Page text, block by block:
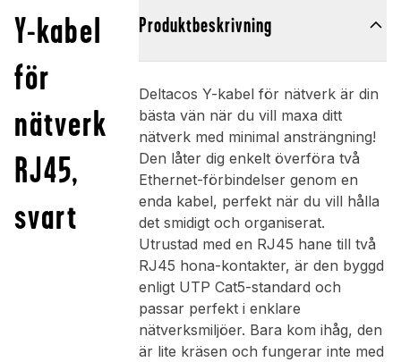
Y-kabel
för
nätverk
RJ45,
svart
Produktbeskrivning
Deltacos Y-kabel för nätverk är din
bästa vän när du vill maxa ditt
nätverk med minimal ansträngning!
Den låter dig enkelt överföra två
Ethernet-förbindelser genom en
enda kabel, perfekt när du vill hålla
det smidigt och organiserat.
Utrustad med en RJ45 hane till två
RJ45 hona-kontakter, är den byggd
enligt UTP Cat5-standard och
passar perfekt i enklare
nätverksmiljöer. Bara kom ihåg, den
är lite kräsen och fungerar inte med